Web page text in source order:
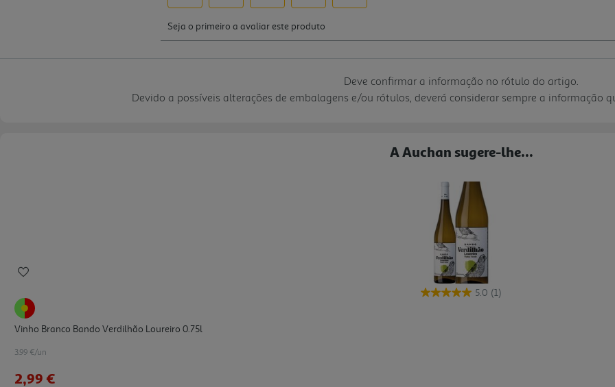
Deve confirmar a informação no rótulo do artigo.
Devido a possíveis alterações de embalagens e/ou rótulos, deverá considerar sempre a informação
A Auchan sugere-lhe...
5.0 (1)
Vinho Branco Bando Verdilhão Loureiro 0.75l
3.99 €/un
2,99 €